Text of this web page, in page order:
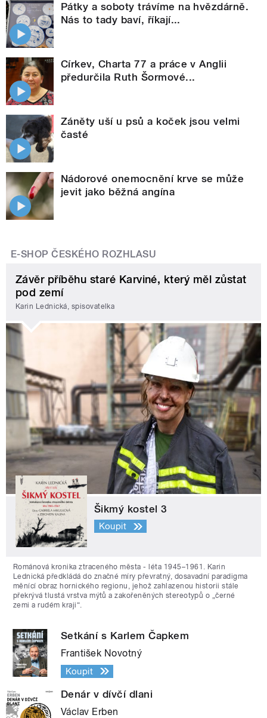
Pátky a soboty trávíme na hvězdárně.
Nás to tady baví, říkají...
Církev, Charta 77 a práce v Anglii
předurčila Ruth Šormové...
Záněty uší u psů a koček jsou velmi
časté
Nádorové onemocnění krve se může
jevit jako běžná angína
E-SHOP ČESKÉHO ROZHLASU
Závěr příběhu staré Karviné, který měl zůstat
pod zemí
Karin Lednická, spisovatelka
Šikmý kostel 3
Koupit
Románová kronika ztraceného města - léta 1945–1961. Karin
Lednická předkládá do značné míry převratný, dosavadní paradigma
měnící obraz hornického regionu, jehož zahlazenou historii stále
překrývá tlustá vrstva mýtů a zakořeněných stereotypů o „černé
zemi a rudém kraji“.
Setkání s Karlem Čapkem
František Novotný
Koupit
Denár v dívčí dlani
Václav Erben